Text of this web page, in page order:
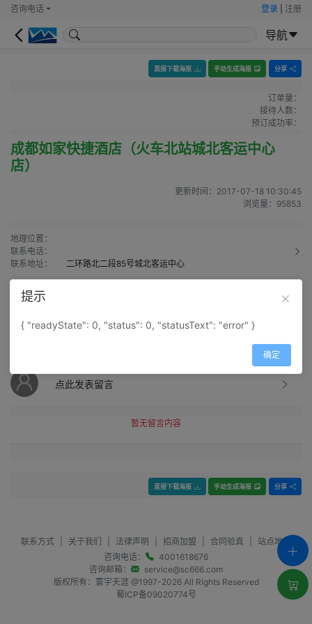
咨询电话 登录 注册
导航
直接下载海报 手动生成海报 分享
订单量：
接待人数：
预订成功率：
成都如家快捷酒店（火车北站城北客运中心
店）
更新时间： 2017-07-18 10:30:45
浏览量： 95853
地理位置：
联系电话：
联系地址：
二环路北二段85号城北客运中心
留言（0
留言
点此发表留言
暂无留言内容
直接下载海报 手动生成海报 分享
联系方式 关于我们 法律声明 招商加盟 合同验真
站点地图
咨询电话：
4001618676
咨询邮箱：
service@sc666.com
版权所有：寰宇天涯 @1997-2026All Rights Reserved
蜀ICP备09020774号
提示
{ "readyState": 0, "status": 0, "statusText": "error" }
确定